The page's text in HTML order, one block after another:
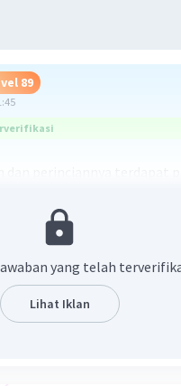
89
juga gambar laporan
perhitungan
jawaban.
saya membantu anda ^_^
yang telah
Lihat Iklan